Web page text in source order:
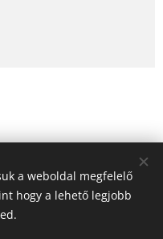
viszi a minőséget
a weboldal megfelelő
hogy a lehető legjobb